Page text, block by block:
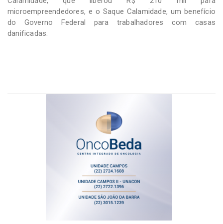
microempreendedores, e o Saque Calamidade, um benefício
do Governo Federal para trabalhadores com casas
danificadas.